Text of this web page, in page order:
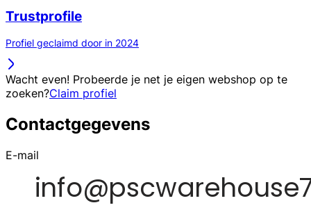
Trustprofile
Profiel geclaimd door in 2024
Wacht even! Probeerde je net je eigen webshop op te
zoeken?Claim profiel
Contactgegevens
E-mail